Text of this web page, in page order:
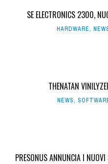
SE ELECTRONICS 2300,
HARDWARE,
THENATAN
NEWS,
PRESONUS ANNUNCIA I